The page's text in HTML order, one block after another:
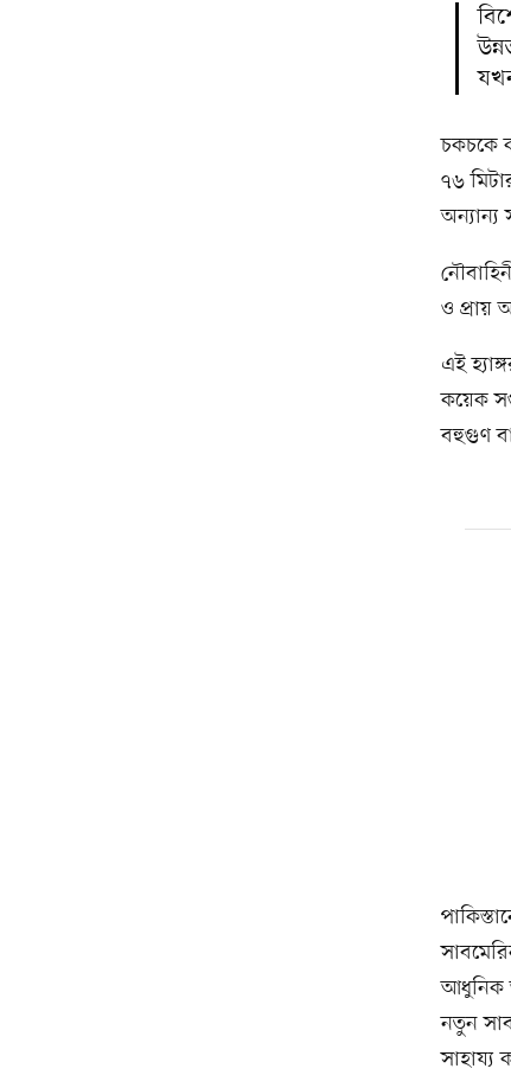
চকচকে
৭৬
অন্যান্য
ও প্রায়
এই
কয়েক
বহুগুণ
আধুনিক
নতুন
সাহায্য